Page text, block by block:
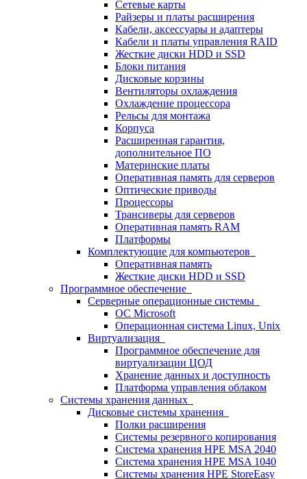
Сетевые карты
Райзеры и платы расширения
Кабели, аксессуары и адаптеры
Кабели и платы управления RAID
Жесткие диски HDD и SSD
Блоки питания
Дисковые корзины
Вентиляторы охлаждения
Охлаждение процессора
Рельсы для монтажа
Корпуса
Расширенная гарантия,
дополнительное ПО
Материнские платы
Оперативная память для серверов
Оптические приводы
Процессоры
Трансиверы для серверов
Оперативная память RAM
Платформы
Комплектующие для компьютеров
Оперативная память
Жесткие диски HDD и SSD
Программное обеспечение
Серверные операционные системы
ОС Microsoft
Операционная система Linux, Unix
Виртуализация
Программное обеспечение для
виртуализации ЦОД
Хранение данных и доступность
Платформа управления облаком
Системы хранения данных
Дисковые системы хранения
Полки расширения
Системы резервного копирования
Система хранения HPE MSA 2040
Система хранения HPE MSA 1040
Системы хранения HPE StoreEasy